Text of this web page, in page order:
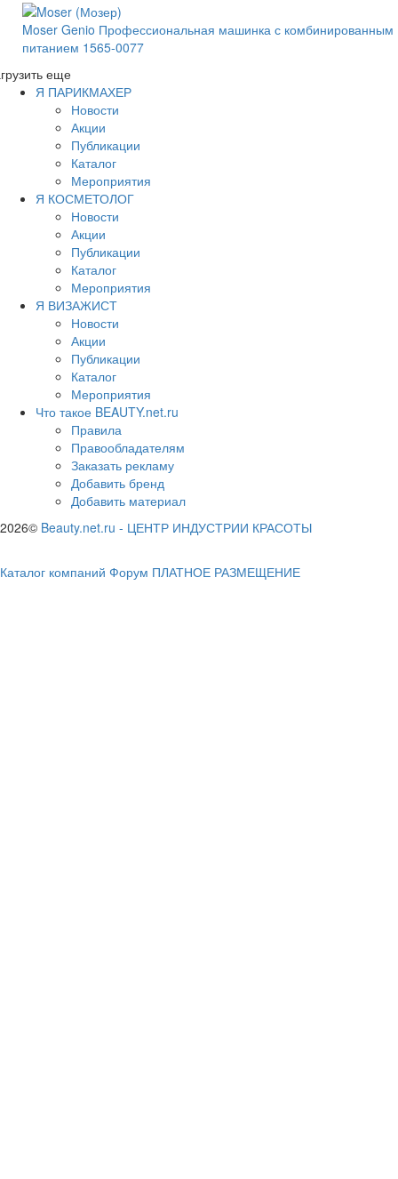
Moser Genio Профессиональная машинка с комбинированным
питанием 1565-0077
еще
Я ПАРИКМАХЕР
Новости
Акции
Публикации
Каталог
Мероприятия
Я КОСМЕТОЛОГ
Новости
Акции
Публикации
Каталог
Мероприятия
Я ВИЗАЖИСТ
Новости
Акции
Публикации
Каталог
Мероприятия
Что такое BEAUTY.net.ru
Правила
Правообладателям
Заказать рекламу
Добавить бренд
Добавить материал
2026© Beauty.net.ru - ЦЕНТР ИНДУСТРИИ КРАСОТЫ
Каталог компаний Форум ПЛАТНОЕ РАЗМЕЩЕНИЕ